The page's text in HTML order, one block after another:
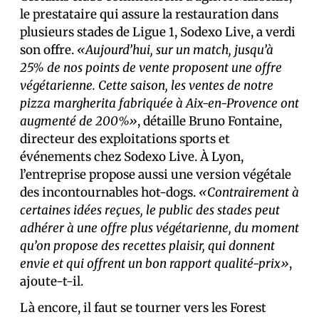
le prestataire qui assure la restauration dans
plusieurs stades de Ligue 1, Sodexo Live, a verdi
son offre. «Aujourd’hui, sur un match, jusqu’à
25% de nos points de vente proposent une offre
végétarienne. Cette saison, les ventes de notre
pizza margherita fabriquée à Aix-en-Provence ont
augmenté de 200%», détaille Bruno Fontaine,
directeur des exploitations sports et
événements chez Sodexo Live. À Lyon,
l’entreprise propose aussi une version végétale
des incontournables hot-dogs. «Contrairement à
certaines idées reçues, le public des stades peut
adhérer à une offre plus végétarienne, du moment
qu’on propose des recettes plaisir, qui donnent
envie et qui offrent un bon rapport qualité-prix»,
ajoute-t-il.
Là encore, il faut se tourner vers les Forest